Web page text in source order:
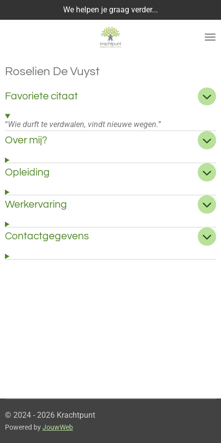
direct
We helpen je graag verder...
Roselien De Vuyst
Favoriete citaat
“Wie durft te verdwalen, vindt nieuwe wegen.”
Over mij?
Opleiding
Werkervaring
Contactgegevens
© 2024 - 2026 Krachtpunt
Powered byJouwWeb